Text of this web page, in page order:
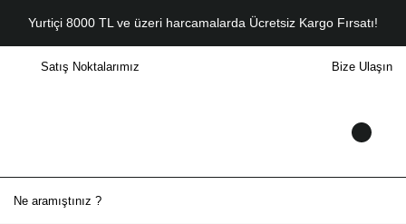
Yurtiçi 8000 TL ve üzeri harcamalarda Ücretsiz Kargo Fırsatı!
Satış Noktalarımız Bize Ulaşın